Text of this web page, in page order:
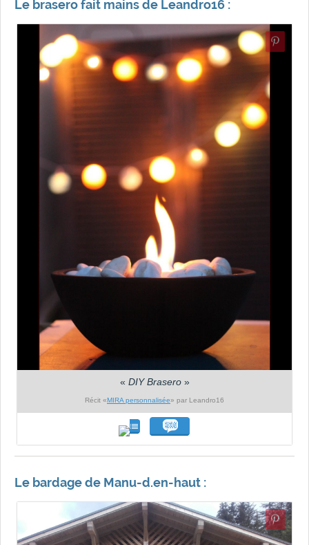
Le brasero fait mains de Leandro16 :
« DIY Brasero»
Récit «MIRA personnalisée» par Leandro16
Le bardage de Manu-d.en-haut :